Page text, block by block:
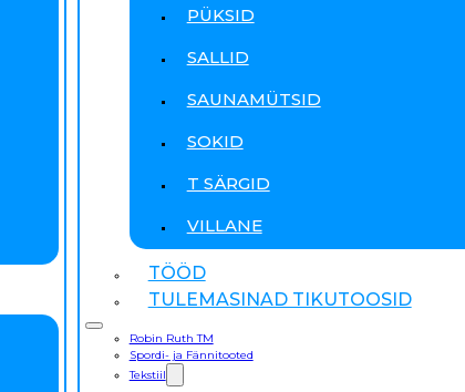
PÜKSID
SALLID
SAUNAMÜTSID
SOKID
T SÄRGID
VILLANE
TÖÖD
TULEMASINAD TIKUTOOSID
Robin Ruth TM
Spordi- ja Fännitooted
Tekstiil